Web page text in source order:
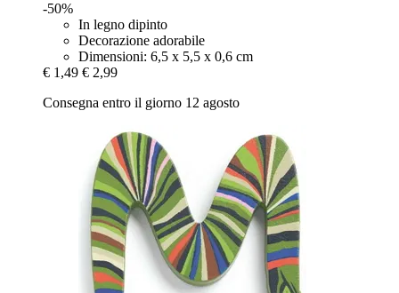
-50%
In legno dipinto
Decorazione adorabile
Dimensioni: 6,5 x 5,5 x 0,6 cm
€ 1,49 € 2,99
Consegna entro il giorno 12 agosto